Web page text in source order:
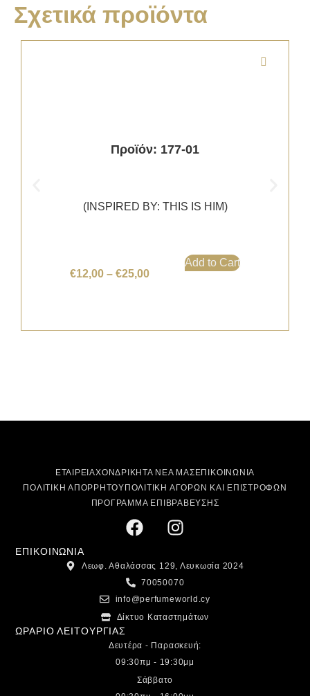
Σχετικά προϊόντα
Προϊόν: 177-01
(INSPIRED BY: THIS IS HIM)
€12,00 – €25,00
Add to Cart
ΕΤΑΙΡΕΙΑΧΟΝΔΡΙΚΗΤΑ ΝΕΑ ΜΑΣΕΠΙΚΟΙΝΩΝΙΑ
ΠΟΛΙΤΙΚΗ ΑΠΟΡΡΗΤΟΥΠΟΛΙΤΙΚΗ ΑΓΟΡΩΝ ΚΑΙ ΕΠΙΣΤΡΟΦΩΝ
ΠΡΟΓΡΑΜΜΑ ΕΠΙΒΡΑΒΕΥΣΗΣ
ΕΠΙΚΟΙΝΩΝΙΑ
Λεωφ. Αθαλάσσας 129, Λευκωσία 2024
70050070
info@perfumeworld.cy
Δίκτυο Καταστημάτων
ΩΡΑΡΙΟ ΛΕΙΤΟΥΡΓΙΑΣ
Δευτέρα - Παρασκευή:
09:30πμ - 19:30μμ
Σάββατο